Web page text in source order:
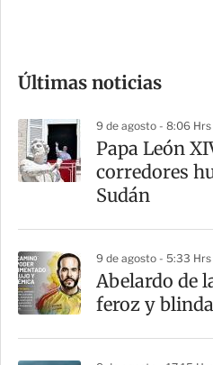
m
a
r
t
Últimas noticias
9 de agosto - 8:06 Hrs
Papa León
corredores
Sudán
9 de agosto - 5:33 Hrs
Abelardo de
feroz y